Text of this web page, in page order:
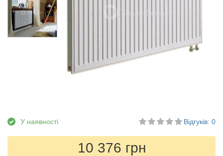
У наявності Відгуків: 0
10 376 грн